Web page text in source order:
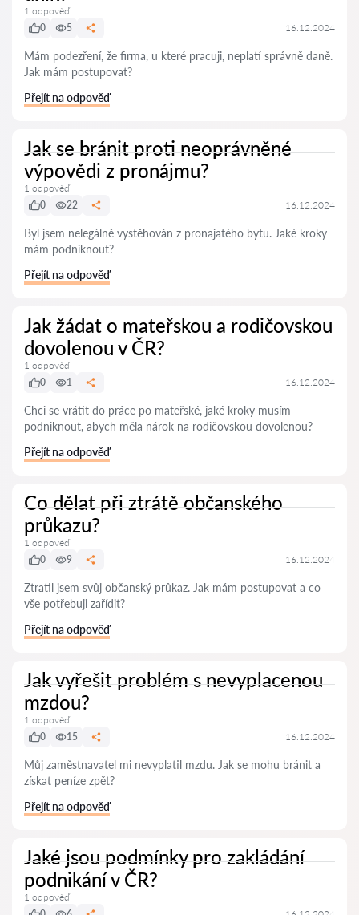
1 odpověď
0
5 16.12.2024
Mám podezření, že firma, u které pracuji, neplatí správně daně.
Jak mám postupovat?
Přejít na odpověď
Jak se bránit proti neoprávněné
výpovědi z pronájmu?
1 odpověď
0
22 16.12.2024
Byl jsem nelegálně vystěhován z pronajatého bytu. Jaké kroky
mám podniknout?
Přejít na odpověď
Jak žádat o mateřskou a rodičovskou
dovolenou v ČR?
1 odpověď
0
1 16.12.2024
Chci se vrátit do práce po mateřské, jaké kroky musím
podniknout, abych měla nárok na rodičovskou dovolenou?
Přejít na odpověď
Co dělat při ztrátě občanského
průkazu?
1 odpověď
0
9 16.12.2024
Ztratil jsem svůj občanský průkaz. Jak mám postupovat a co
vše potřebuji zařídit?
Přejít na odpověď
Jak vyřešit problém s nevyplacenou
mzdou?
1 odpověď
0
15 16.12.2024
Můj zaměstnavatel mi nevyplatil mzdu. Jak se mohu bránit a
získat peníze zpět?
Přejít na odpověď
Jaké jsou podmínky pro zakládání
podnikání v ČR?
1 odpověď